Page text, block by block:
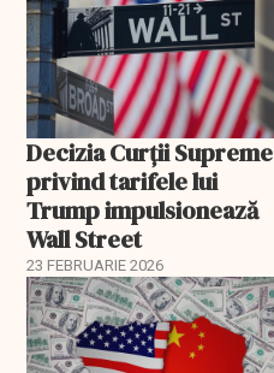
Decizia Curții Supreme
privind tarifele lui
Trump impulsionează
Wall Street
23 FEBRUARIE 2026